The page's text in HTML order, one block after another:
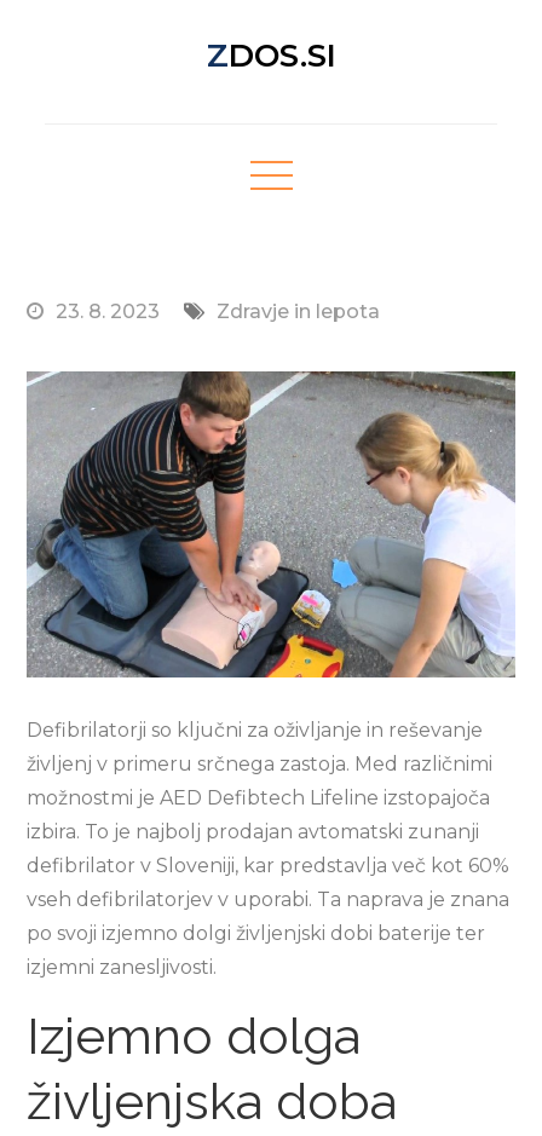
ZDOS.SI
23. 8. 2023 Zdravje in lepota
Defibrilatorji so ključni za oživljanje in reševanje
življenj v primeru srčnega zastoja. Med različnimi
možnostmi je AED Defibtech Lifeline izstopajoča
izbira. To je najbolj prodajan avtomatski zunanji
defibrilator v Sloveniji, kar predstavlja več kot 60%
vseh defibrilatorjev v uporabi. Ta naprava je znana
po svoji izjemno dolgi življenjski dobi baterije ter
izjemni zanesljivosti.
Izjemno dolga
življenjska doba